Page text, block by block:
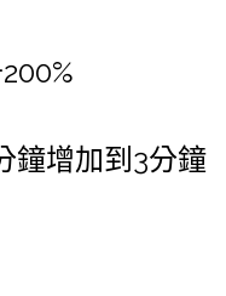
鐘增加到3分鐘